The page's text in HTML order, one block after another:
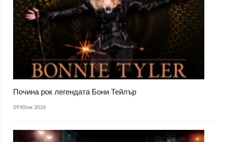
Почина рок легендата Бони Тейлър
09 Юли 2026